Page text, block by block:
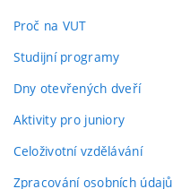
Proč na VUT
Studijní programy
Dny otevřených dveří
Aktivity pro juniory
Celoživotní vzdělávání
Zpracování osobních údajů